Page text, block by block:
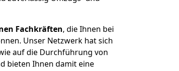
Fachkräften, die Ihnen bei
Unser Netzwerk hat sich
auf die Durchführung von
bieten Ihnen damit eine